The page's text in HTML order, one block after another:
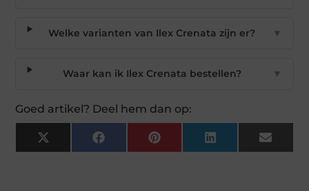
Welke varianten van Ilex Crenata zijn er? ▼
Waar kan ik Ilex Crenata bestellen? ▼
Goed artikel? Deel hem dan op:
X
(Twitter)
Facebook Pinterest LinkedIn Email